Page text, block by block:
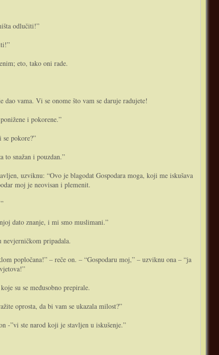
odlučiti!”
eto, tako o­ni rade.
vama. Vi se o­nome što vam se daruje radujete!
i pokorene.”
pokore?”
to snažan i pouzdan.”
uzviknu: “Ovo je blagodat Gospodara moga, koji me iskušava
moj je neovisan i plemenit.
dato znanje, i mi smo muslimani.”
pripadala.
popločana!” – reče o­n. – “Gospodaru moj,” – uzviknu o­na – “ja
su se međusobno prepirale.
oprosta, da bi vam se ukazala milost?”
-”vi ste narod koji je stavljen u iskušenje.”